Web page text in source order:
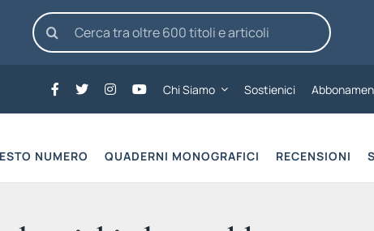
Cerca
per:
Chi Siamo Sostienici
NUMERO QUADERNI MONOGRAFICI RECENSIONI